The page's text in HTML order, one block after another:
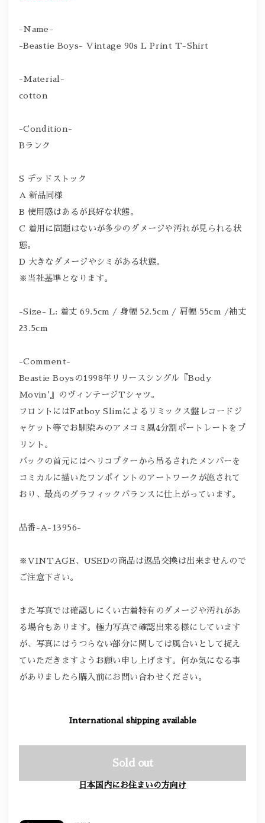
-Name-
-Beastie Boys- Vintage 90s L Print T-Shirt
-Material-
cotton
-Condition-
Bランク
S デッドストック
A 新品同様
B 使用感はあるが良好な状態。
C 着用に問題はないが多少のダメージや汚れが見られる状
態。
D 大きなダメージやシミがある状態。
※当社基準となります。
-Size- L: 着丈 69.5cm / 身幅 52.5cm / 肩幅 55cm /袖丈
23.5cm
-Comment-
Beastie Boysの1998年リリースシングル『Body
Movin'』のヴィンテージTシャツ。
フロントにはFatboy Slimによるリミックス盤レコードジ
ャケット等でお馴染みのアメコミ風4分割ポートレートをプ
リント。
バックの首元にはヘリコプターから吊るされたメンバーを
コミカルに描いたワンポイントのアートワークが施されて
おり、最高のグラフィックバランスに仕上がっています。
品番-A-13956-
※VINTAGE、USEDの商品は返品交換は出来ませんので
ご注意下さい。
また写真では確認しにくい古着特有のダメージや汚れがあ
る場合もあります。極力写真で確認出来る様にしています
が、写真にはうつらない部分に関しては風合いとして捉え
ていただきますようお願い申し上げます。何か気になる事
がありましたら購入前にお問い合わせください。
International shipping available
Sold out
日本国内にお住まいの方向け